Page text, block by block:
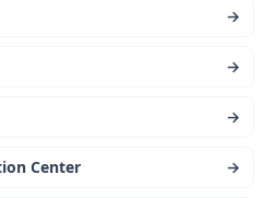
→
→
→
Center →